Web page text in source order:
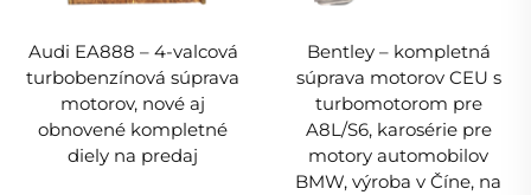
Audi EA888 – 4-valcová
turbobenzínová súprava
motorov, nové aj
obnovené kompletné
diely na predaj
Bentley – kompletná
súprava motorov CEU s
turbomotorom pre
A8L/S6, karosérie pre
motory automobilov
BMW, výroba v Číne, na